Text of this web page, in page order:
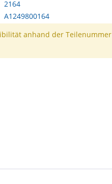
2164
A1249800164
anhand der Teilenummer